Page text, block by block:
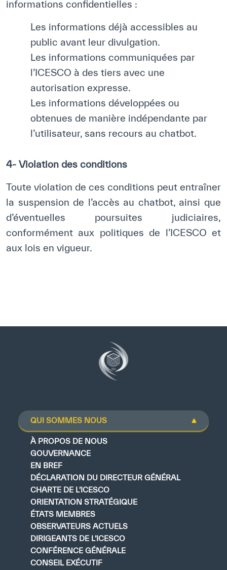
✪
✪ ✪
✪ ✪ ✪
✪ ✪ ✪ ✪
✪ ✪ ✪ ✪ ✪
Extremely
Dissatisfied
Satisfied
informations confidentielles :
Les informations déjà accessibles au
public avant leur divulgation.
Les informations communiquées par
l’ICESCO à des tiers avec une
autorisation expresse.
Les informations développées ou
obtenues de manière indépendante par
l’utilisateur, sans recours au chatbot.
4- Violation des conditions
Toute violation de ces conditions peut entraîner
la suspension de l’accès au chatbot, ainsi que
d’éventuelles poursuites judiciaires,
conformément aux politiques de l’ICESCO et
aux lois en vigueur.
QUI SOMMES NOUS
À PROPOS DE NOUS
GOUVERNANCE
EN BREF
DÉCLARATION DU DIRECTEUR GÉNÉRAL
CHARTE DE L’ICESCO
ORIENTATION STRATÉGIQUE
ÉTATS MEMBRES
OBSERVATEURS ACTUELS
DIRIGEANTS DE L’ICESCO
CONFÉRENCE GÉNÉRALE
CONSEIL EXÉCUTIF